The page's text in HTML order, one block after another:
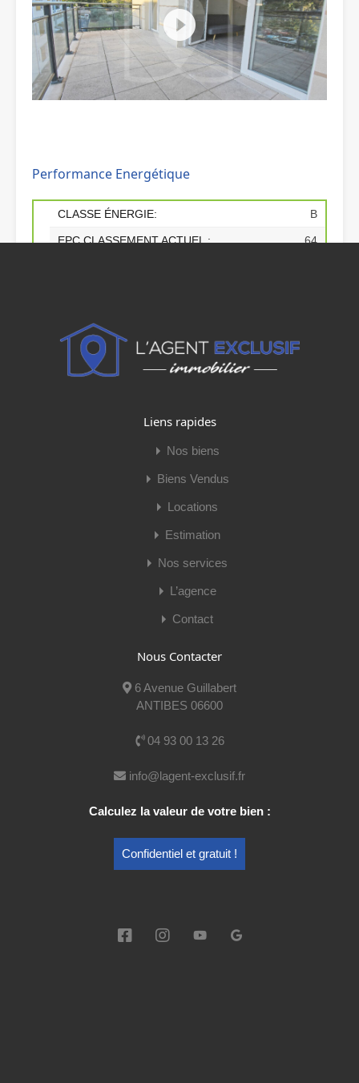
Performance Energétique
CLASSE ÉNERGIE: B
EPCCLASSEMENT ACTUEL : 64
GAZ À EFFET DE SERRE:
VALEUR GAZ À EFFET DE SERRE
Cédric Anacleto
Mobile: 06 66 56 94 76
Voir mes publications
Liens rapides
Nos biens
Biens Vendus
Locations
Estimation
Nos services
L’agence
Contact
Nous Contacter
6 Avenue Guillabert
ANTIBES 06600
04 93 00 13 26
info@lagent-exclusif.fr
Calculez la valeur de votre bien :
Confidentiel et gratuit !